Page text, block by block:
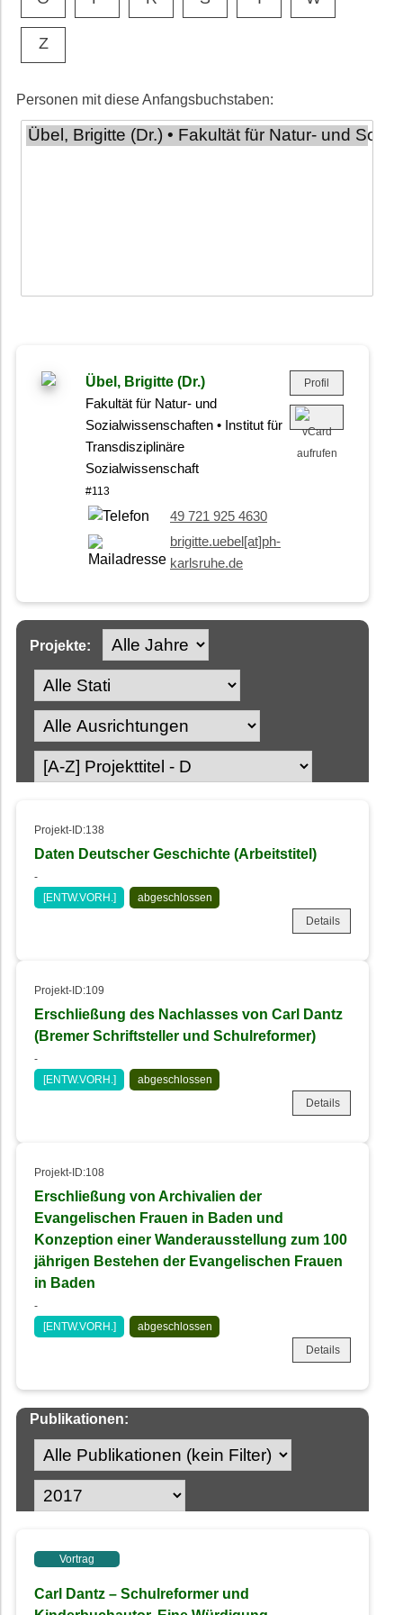
Z
Personen mit diese Anfangsbuchstaben:
Übel, Brigitte (Dr.)
Fakultät für Natur- und
Sozialwissenschaften • Institut für
Transdisziplinäre
Sozialwissenschaft
#113
49 721 925 4630
brigitte.uebel[at]ph-
karlsruhe.de
Profil
Projekte:
Projekt-ID:138
Daten Deutscher Geschichte (Arbeitstitel)
-
[ENTW.VORH.]
abgeschlossen
Details
Projekt-ID:109
Erschließung des Nachlasses von Carl Dantz
(Bremer Schriftsteller und Schulreformer)
-
[ENTW.VORH.]
abgeschlossen
Details
Projekt-ID:108
Erschließung von Archivalien der
Evangelischen Frauen in Baden und
Konzeption einer Wanderausstellung zum 100
jährigen Bestehen der Evangelischen Frauen
in Baden
-
[ENTW.VORH.]
abgeschlossen
Details
Publikationen:
Vortrag
Carl Dantz – Schulreformer und